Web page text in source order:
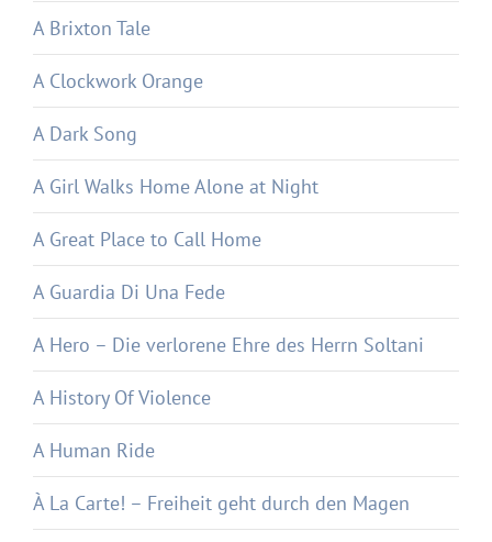
A Brixton Tale
A Clockwork Orange
A Dark Song
A Girl Walks Home Alone at Night
A Great Place to Call Home
A Guardia Di Una Fede
A Hero – Die verlorene Ehre des Herrn Soltani
A History Of Violence
A Human Ride
À La Carte! – Freiheit geht durch den Magen